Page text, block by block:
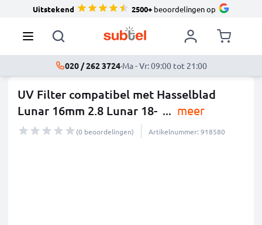
Uitstekend 2500+beoordelingen op
020 / 262 3724·Ma - Vr: 09:00 tot 21:00
UV Filter compatibel met Hasselblad
Lunar 16mm 2.8 Lunar 18- ... meer
(0 beoordelingen) Artikelnummer: 918580